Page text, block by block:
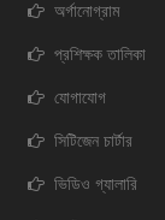
অর্গানোগ্রাম
প্রশিক্ষক তালিকা
যোগাযোগ
সিটিজেন চার্টার
ভিডিও গ্যালারি